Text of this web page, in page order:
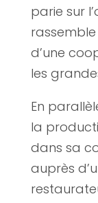
parie sur
d’une
les
En
la
dans sa
auprès